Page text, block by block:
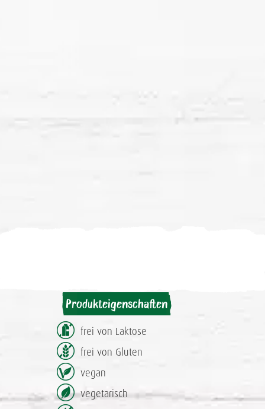
Produkteigenschaften
frei von Laktose
frei von Gluten
vegan
vegetarisch